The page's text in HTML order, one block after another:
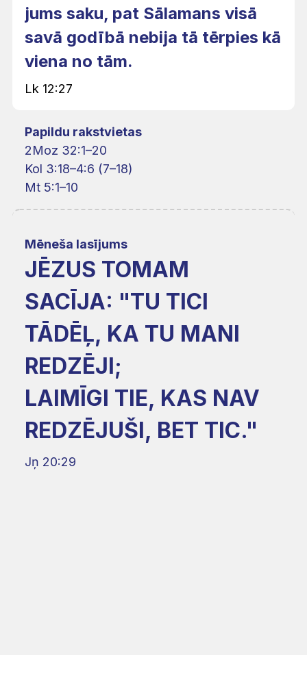
jums saku, pat Sālamans visā
savā godībā nebija tā tērpies kā
viena no tām.
Lk 12:27
Papildu rakstvietas
2Moz 32:1–20
Kol 3:18–4:6 (7–18)
Mt 5:1–10
Mēneša lasījums
JĒZUS TOMAM
SACĪJA: "TU TICI
TĀDĒĻ, KA TU MANI
REDZĒJI;
LAIMĪGI TIE, KAS NAV
REDZĒJUŠI, BET TIC."
Jņ 20:29